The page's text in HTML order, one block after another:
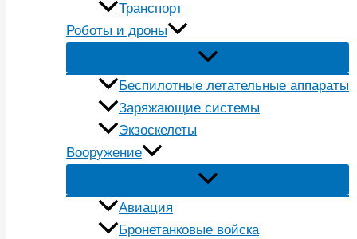
Транспорт
Роботы и дроны
Беспилотные летательные аппараты
Заряжающие системы
Экзоскелеты
Вооружение
Авиация
Бронетанковые войска